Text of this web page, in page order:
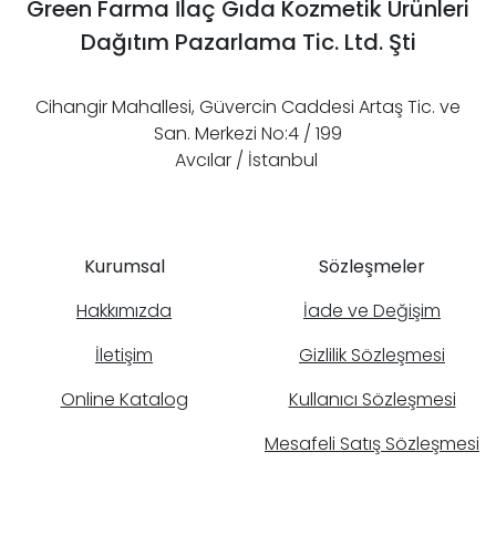
Green Farma İlaç Gıda Kozmetik Ürünleri
Dağıtım Pazarlama Tic. Ltd. Şti
Cihangir Mahallesi, Güvercin Caddesi Artaş Tic. ve
San. Merkezi No:4 / 199
Avcılar / İstanbul
Kurumsal
Hakkımızda
İletişim
Online Katalog
Sözleşmeler
İade ve Değişim
Gizlilik Sözleşmesi
Kullanıcı Sözleşmesi
Mesafeli Satış Sözleşmesi